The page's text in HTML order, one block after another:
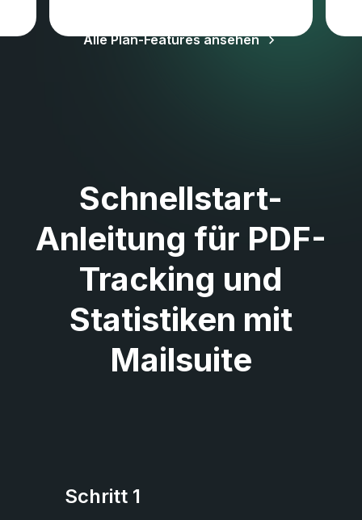
Alle Plan-Features ansehen
Schnellstart-
Anleitung für PDF-
Tracking und
Statistiken mit
Mailsuite
Schritt 1